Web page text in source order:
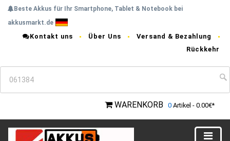
Beste Akkus für Ihr Smartphone, Tablet & Notebook bei
akkusmarkt.de
Kontakt uns Über Uns
Versand & Bezahlung
Rückkehr
WARENKORB 0 Artikel - 0.00€*